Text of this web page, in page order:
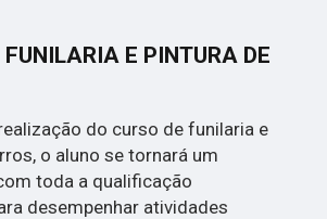
FUNILARIA E PINTURA DE
do curso de funilaria e
o aluno se tornará um
toda a qualificação
desempenhar atividades